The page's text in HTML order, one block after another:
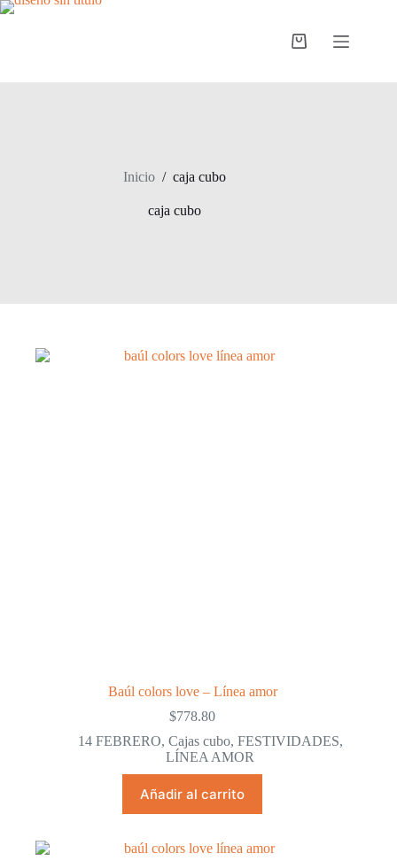
Saltar
Carro
Inicio / caja cubo
caja cubo
Baúl colors love – Línea amor
$778.80
14 FEBRERO, Cajas cubo, FESTIVIDADES,
LÍNEA AMOR
Añadir al carrito